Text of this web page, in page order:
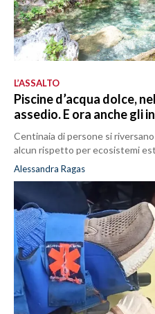
L’ASSALTO
Piscine d’acqua dolce,
assedio. E ora anche gli
Centinaia di persone si
alcun rispetto per ecosistemi
Alessandra Ragas